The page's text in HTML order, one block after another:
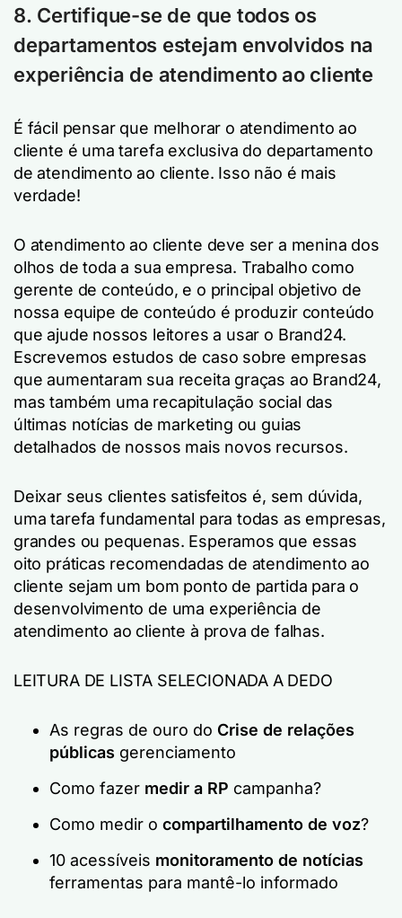
8. Certifique-se de que todos os
departamentos estejam envolvidos na
experiência de atendimento ao cliente
É fácil pensar que melhorar o atendimento ao
cliente é uma tarefa exclusiva do departamento
de atendimento ao cliente. Isso não é mais
verdade!
O atendimento ao cliente deve ser a menina dos
olhos de toda a sua empresa. Trabalho como
gerente de conteúdo, e o principal objetivo de
nossa equipe de conteúdo é produzir conteúdo
que ajude nossos leitores a usar o Brand24.
Escrevemos estudos de caso sobre empresas
que aumentaram sua receita graças ao Brand24,
mas também uma recapitulação social das
últimas notícias de marketing ou guias
detalhados de nossos mais novos recursos.
Deixar seus clientes satisfeitos é, sem dúvida,
uma tarefa fundamental para todas as empresas,
grandes ou pequenas. Esperamos que essas
oito práticas recomendadas de atendimento ao
cliente sejam um bom ponto de partida para o
desenvolvimento de uma experiência de
atendimento ao cliente à prova de falhas.
LEITURA DE LISTA SELECIONADA A DEDO
As regras de ouro do Crise de relações
públicas gerenciamento
Como fazer medir a RP campanha?
Como medir o compartilhamento de voz?
10 acessíveis monitoramento de notícias
ferramentas para mantê-lo informado